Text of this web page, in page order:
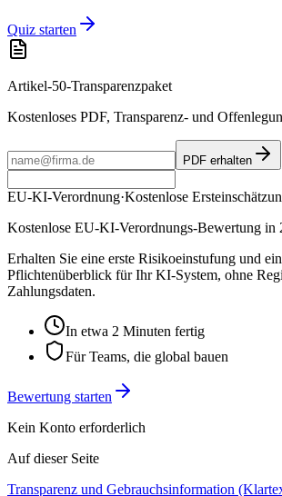
Quiz starten
Artikel-50-Transparenzpaket
Kostenloses PDF, Transparenz- und
PDF erhalten
EU-KI-Verordnung·Kostenlose
Kostenlose EU-KI-Verordnungs-Bewertung in
Erhalten Sie eine erste Risikoeinstufung und
Pflichtenüberblick für Ihr KI-System, ohne
Zahlungsdaten.
In etwa 2 Minuten fertig
Für Teams, die global bauen
Bewertung starten
Kein Konto erforderlich
Auf dieser Seite
Transparenz und Gebrauchsinformation